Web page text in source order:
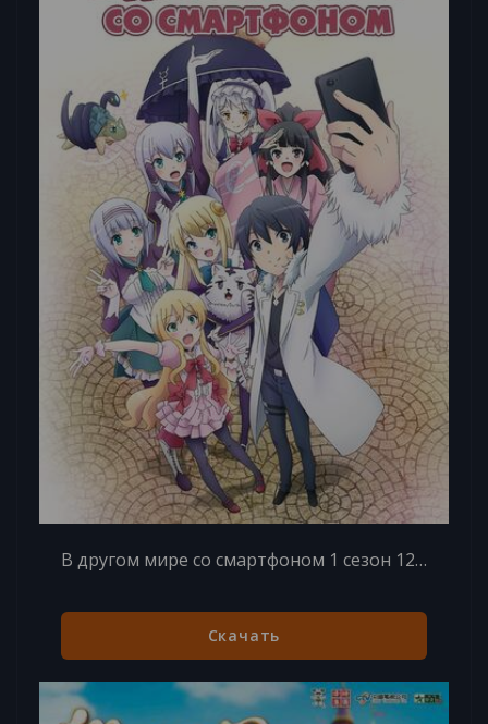
В другом мире со смартфоном 1 сезон 12 серий из 12
Скачать